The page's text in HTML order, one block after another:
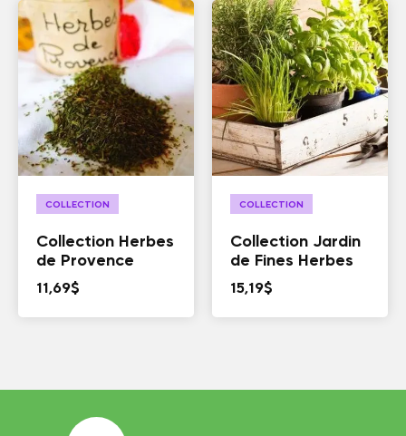
COLLECTION
Collection Herbes
de Provence
11,69$
COLLECTION
Collection Jardin
de Fines Herbes
15,19$